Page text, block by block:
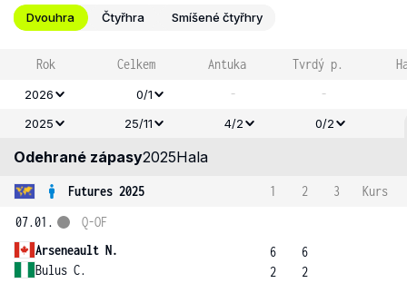
Dvouhra Čtyřhra Smíšené čtyřhry
Rok Celkem Antuka Tvrdý p.
2026 0/1 - -
2025 25/11 4/2 0/2
Odehrané zápasy2025Hala
Futures 2025 1 2 3
Kurs
07.01.
Arseneault N.
Bulus C.
Q-OF
6
2
6
2